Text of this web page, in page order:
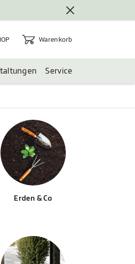
Warenkorb
Warenkorb
Service
Erden & Co